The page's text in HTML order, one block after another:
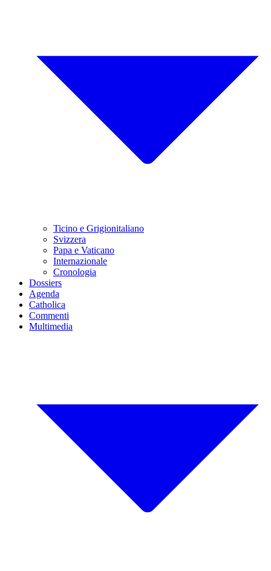
Ticino e Grigionitaliano
Svizzera
Papa e Vaticano
Internazionale
Cronologia
Dossiers
Agenda
Catholica
Commenti
Multimedia